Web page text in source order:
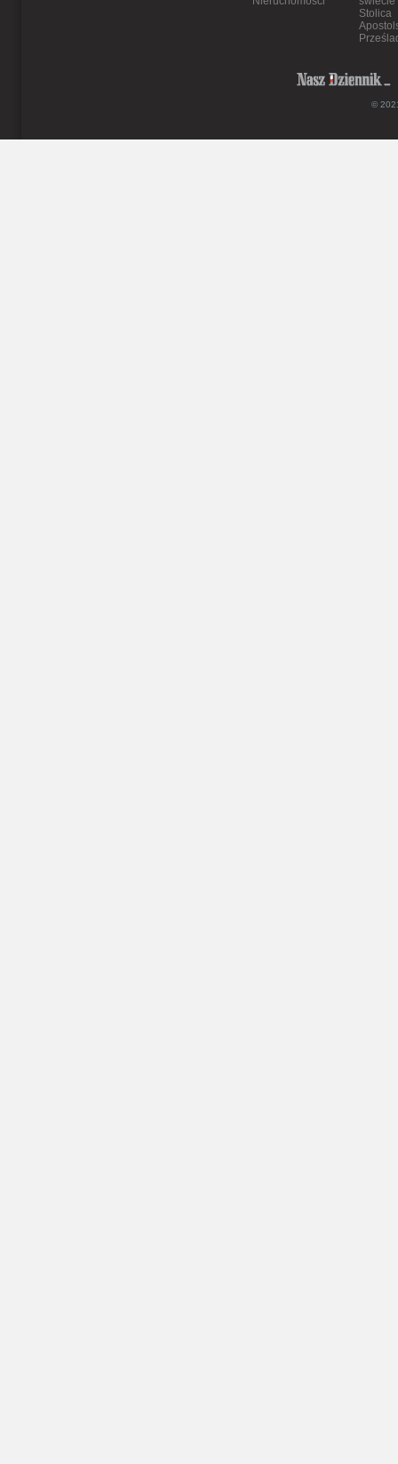
Stolica
©